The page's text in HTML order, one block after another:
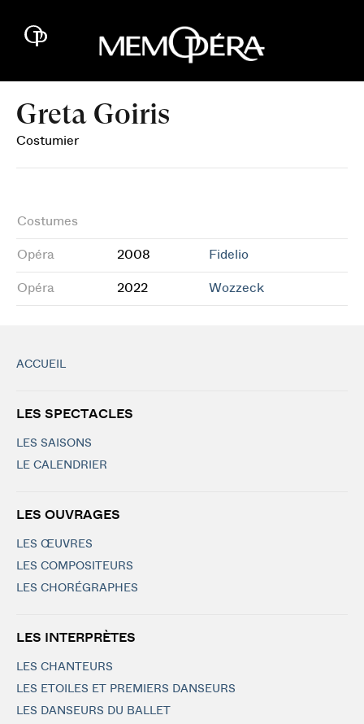
Greta Goiris
Costumier
Costumes
Opéra 2008 Fidelio
Opéra 2022 Wozzeck
ACCUEIL
LES SPECTACLES
LES SAISONS
LE CALENDRIER
LES OUVRAGES
LES ŒUVRES
LES COMPOSITEURS
LES CHORÉGRAPHES
LES INTERPRÈTES
LES CHANTEURS
LES ETOILES ET PREMIERS DANSEURS
LES DANSEURS DU BALLET